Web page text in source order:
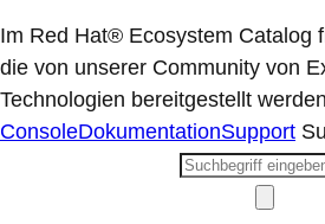
Im Red Hat® Ecosystem Catalog
die von unserer Community von
Technologien bereitgestellt
ConsoleDokumentationSupport